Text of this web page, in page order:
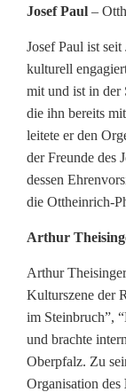
Josef Paul –
Josef Paul ist
kulturell
mit und ist in der
die ihn bereits
leitete er den
der Freunde des
dessen
die Ottheinrich-
Arthur
Arthur
Kulturszene der
im Steinbruch”,
und brachte
Oberpfalz. Zu
Organisation des